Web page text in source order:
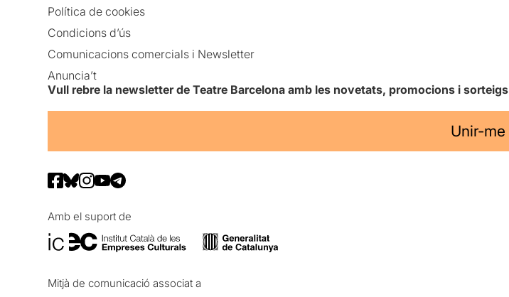
Política de cookies
Condicions d’ús
Comunicacions comercials i Newsletter
Anuncia’t
Vull rebre la newsletter de Teatre Barcelona amb les novetats, promocions i sorteigs
Unir-me
Amb el suport de
Mitjà de comunicació associat a